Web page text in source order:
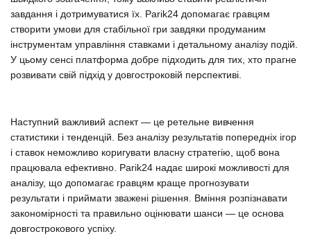
завдання і дотримуватися їх. Parik24 допомагає гравцям
створити умови для стабільної гри завдяки продуманим
інструментам управління ставками і детальному аналізу подій.
У цьому сенсі платформа добре підходить для тих, хто прагне
розвивати свій підхід у довгостроковій перспективі.
Наступний важливий аспект — це ретельне вивчення
статистики і тенденцій. Без аналізу результатів попередніх ігор
і ставок неможливо коригувати власну стратегію, щоб вона
працювала ефективно. Parik24 надає широкі можливості для
аналізу, що допомагає гравцям краще прогнозувати
результати і приймати зважені рішення. Вміння розпізнавати
закономірності та правильно оцінювати шанси — це основа
довгострокового успіху.